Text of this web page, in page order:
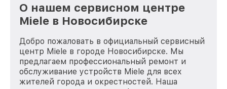
О нашем сервисном центре
Miele в Новосибирске
Добро пожаловать в официальный сервисный
центр Miele в городе Новосибирске. Мы
предлагаем профессиональный ремонт и
обслуживание устройств Miele для всех
жителей города и окрестностей. Наша